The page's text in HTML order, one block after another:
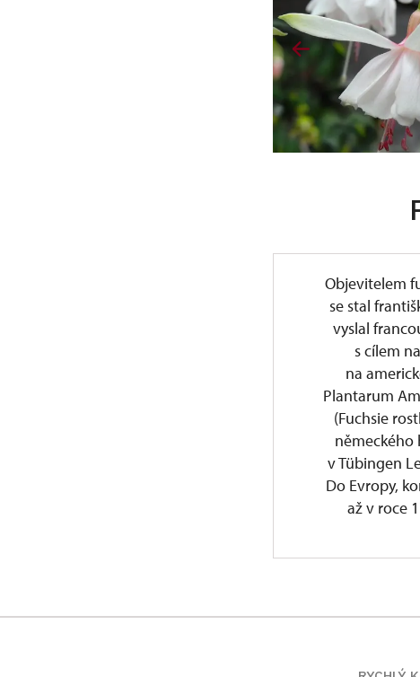
Objevitelem
se stal
vyslal
s cílem
na
Plantarum
(Fuchsie
německého
v Tübingen
Do Evropy,
až v roce
a